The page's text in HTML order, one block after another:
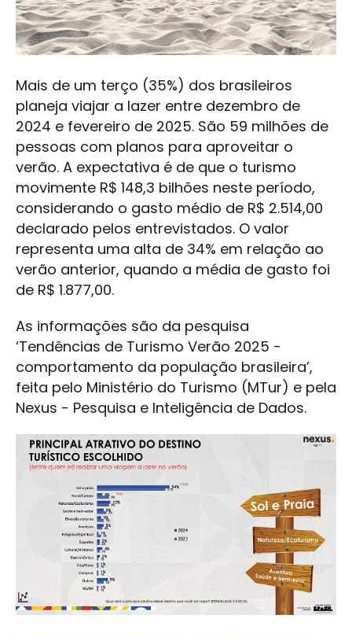
Mais de um terço (35%) dos brasileiros
planeja viajar a lazer entre dezembro de
2024 e fevereiro de 2025. São 59 milhões de
pessoas com planos para aproveitar o
verão. A expectativa é de que o turismo
movimente R$ 148,3 bilhões neste período,
considerando o gasto médio de R$ 2.514,00
declarado pelos entrevistados. O valor
representa uma alta de 34% em relação ao
verão anterior, quando a média de gasto foi
de R$ 1.877,00.
As informações são da pesquisa
‘Tendências de Turismo Verão 2025 -
comportamento da população brasileira’,
feita pelo Ministério do Turismo (MTur) e pela
Nexus - Pesquisa e Inteligência de Dados.